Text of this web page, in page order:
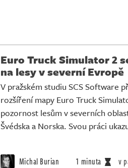
Euro Truck Simulator 2
na lesy v severní Evropě
V pražském studiu SCS Software
rozšíření mapy Euro Truck
pozornost lesům v severních
Švédska a Norska. Svou práci
Michal Burian 1 minuta v